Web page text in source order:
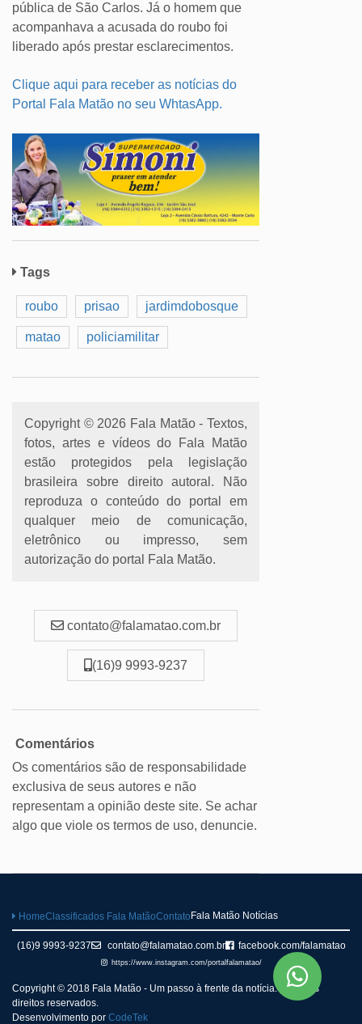
pública de São Carlos. Já o homem que
acompanhava a acusada do roubo foi
liberado após prestar esclarecimentos.
Clique aqui para receber as notícias do
Portal Fala Matão no seu WhtasApp.
Tags
roubo prisao jardimdobosque
matao policiamilitar
Copyright © 2026 Fala Matão - Textos,
fotos, artes e vídeos do Fala Matão
estão protegidos pela legislação
brasileira sobre direito autoral. Não
reproduza o conteúdo do portal em
qualquer meio de comunicação,
eletrônico ou impresso, sem
autorização do portal Fala Matão.
contato@falamatao.com.br
(16)9 9993-9237
Comentários
Os comentários são de responsabilidade
exclusiva de seus autores e não
representam a opinião deste site. Se achar
algo que viole os termos de uso, denuncie.
HomeClassificados Fala MatãoContatoFala Matão Notícias
(16)9 9993-9237 contato@falamatao.com.br facebook.com/falamatao
https://www.instagram.com/portalfalamatao/
Copyright © 2018 Fala Matão - Um passo à frente da notícia. Todos os
direitos reservados.
Desenvolvimento por CodeTek